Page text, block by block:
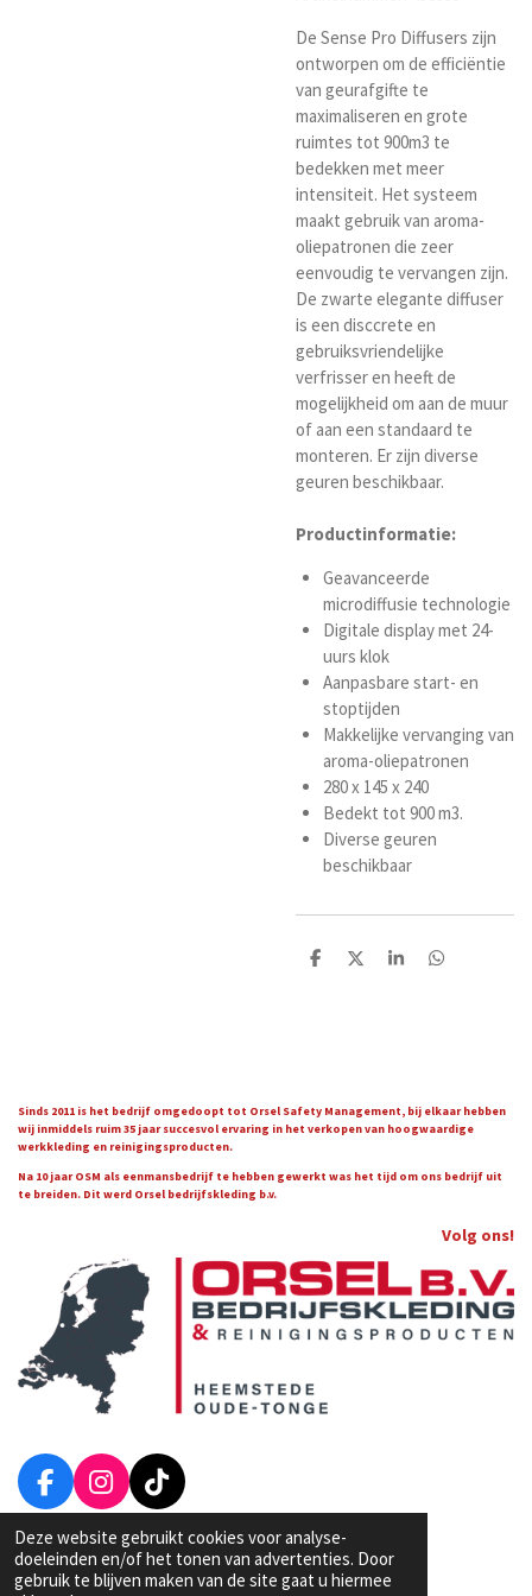
Deze website gebruikt cookies voor analyse-
doeleinden en/of het tonen van advertenties. Door
gebruik te blijven maken van de site gaat u hiermee
De Sense Pro Diffusers zijn
ontworpen om de efficiëntie
van geurafgifte te
maximaliseren en grote
ruimtes tot 900m3 te
bedekken met meer
intensiteit. Het systeem
maakt gebruik van aroma-
oliepatronen die zeer
eenvoudig te vervangen zijn.
De zwarte elegante diffuser
is een disccrete en
gebruiksvriendelijke
verfrisser en heeft de
mogelijkheid om aan de muur
of aan een standaard te
monteren. Er zijn diverse
geuren beschikbaar.
Productinformatie:
Geavanceerde
microdiffusie technologie
Digitale display met 24-
uurs klok
Aanpasbare start- en
stoptijden
Makkelijke vervanging van
aroma-oliepatronen
280 x 145 x 240
Bedekt tot 900 m3.
Diverse geuren
beschikbaar
D
D
S
D
Sinds 2011 is het bedrijf omgedoopt tot Orsel Safety Management, bij elkaar hebben
wij inmiddels ruim 35 jaar succesvol ervaring in het verkopen van hoogwaardige
werkkleding en reinigingsproducten.
Na 10 jaar OSM als eenmansbedrijf te hebben gewerkt was het tijd om ons bedrijf uit
te breiden. Dit werd Orsel bedrijfskleding b.v.
Volg ons!
F
a
c
e
I
n
s
t
T
i
k
T
Algemene Voorwaarden van Orsel Bedrijfskleding
© 2022 Orsel Bedrijfskleding & Reinigingsproducten